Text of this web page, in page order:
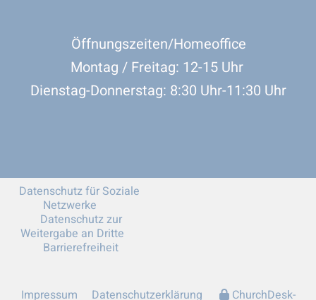
Öffnungszeiten/Homeoffice
Montag / Freitag: 12-15 Uhr
Dienstag-Donnerstag: 8:30 Uhr-11:30 Uhr
Datenschutz für Soziale
Netzwerke
Datenschutz zur
Weitergabe an Dritte
Barrierefreiheit
Impressum Datenschutzerklärung ChurchDesk-